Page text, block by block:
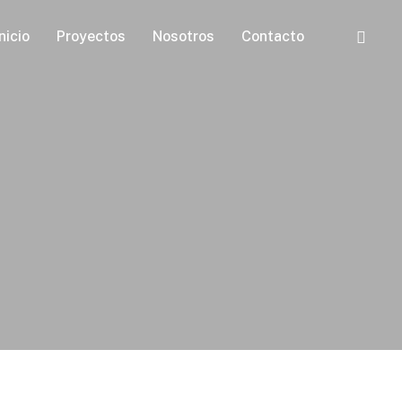
Proyectos Nosotros Contacto